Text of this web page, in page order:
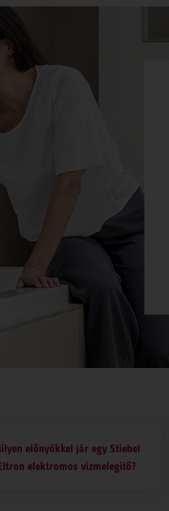
előnyökkel jár egy Stiebel
elektromos vízmelegítő?